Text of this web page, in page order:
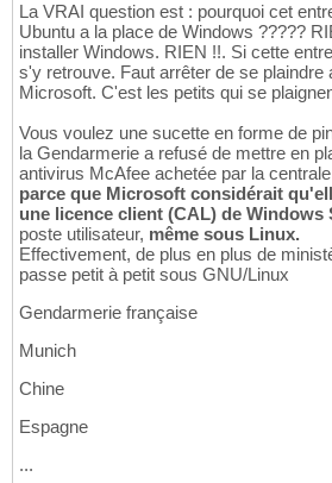
La VRAI question est : pourquoi cet
Ubuntu a la place de Windows ?????
installer Windows. RIEN !!. Si cette
s'y retrouve. Faut arrêter de se plaindre
Microsoft. C'est les petits qui se
Vous voulez une sucette en forme de
la Gendarmerie a refusé de mettre en
antivirus McAfee achetée par la
parce que Microsoft considérait
une licence client (CAL) de Windows
poste utilisateur, même sous Linux.
Effectivement, de plus en plus de
passe petit à petit sous GNU/Linux
Gendarmerie française
Munich
Chine
Espagne
...